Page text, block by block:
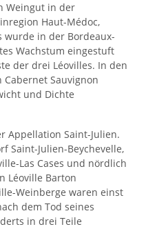
Weingut in der
Haut-Médoc,
wurde in der Bordeaux-
Wachstum eingestuft
der drei Léovilles. In den
Sauvignon
und Dichte
Appellation Saint-Julien.
Saint-Julien-Beychevelle,
Las Cases und nördlich
Léoville Barton
Weinberge waren einst
dem Tod seines
in drei Teile